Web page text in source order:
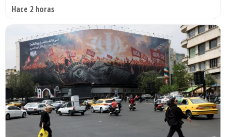
Hace 2 horas